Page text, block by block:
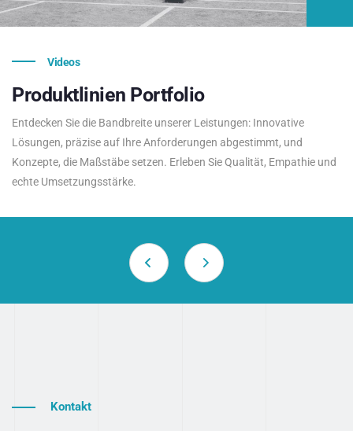
Videos
Produktlinien Portfolio
Entdecken Sie die Bandbreite unserer Leistungen: Innovative
Lösungen, präzise auf Ihre Anforderungen abgestimmt, und
Konzepte, die Maßstäbe setzen. Erleben Sie Qualität, Empathie und
echte Umsetzungsstärke.
Kontakt